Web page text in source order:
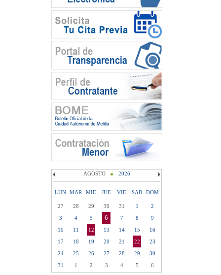
AGOSTO 2026
LUN MAR MIE JUE VIE SAB DOM
27 28 29 30 31 1
2
3
4 5 6 7 8
9
10
11 12 13 14 15
16
17
18 19 20 21 22
23
24
25 26 27 28 29
30
31
1 2 3 4 5 6